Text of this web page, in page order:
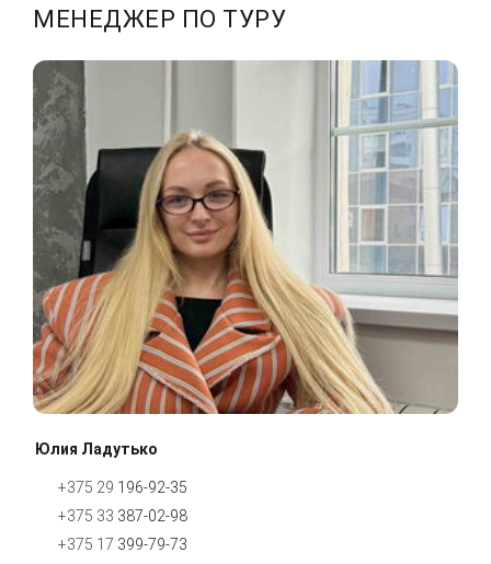
МЕНЕДЖЕР ПО ТУРУ
Юлия Ладутько
+375 29 196-92-35
+375 33 387-02-98
+375 17 399-79-73